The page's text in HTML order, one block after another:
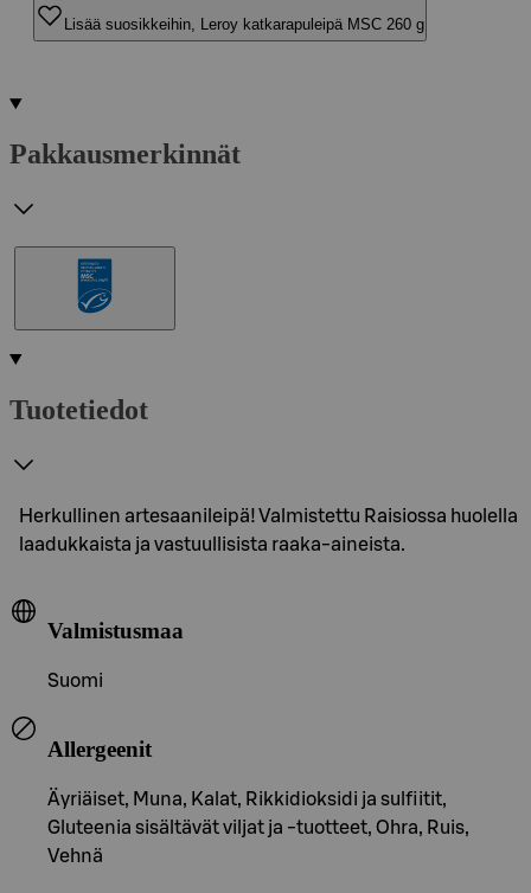
Lisää suosikkeihin, Leroy katkarapuleipä MSC 260 g
Pakkausmerkinnät
Tuotetiedot
Herkullinen artesaanileipä! Valmistettu Raisiossa huolella
laadukkaista ja vastuullisista raaka-aineista.
Valmistusmaa
Suomi
Allergeenit
Äyriäiset, Muna, Kalat, Rikkidioksidi ja sulfiitit,
Gluteenia sisältävät viljat ja -tuotteet, Ohra, Ruis,
Vehnä